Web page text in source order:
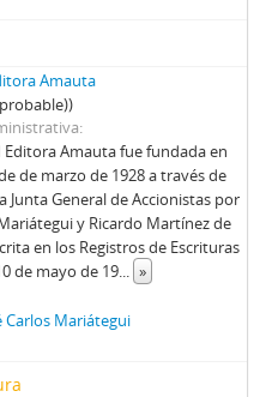
Amauta
Editora Amauta fue fundada en
de marzo de 1928 a través de
Junta General de Accionistas por
y Ricardo Martínez de
en los Registros de Escrituras
de mayo de 19... »
Carlos Mariátegui